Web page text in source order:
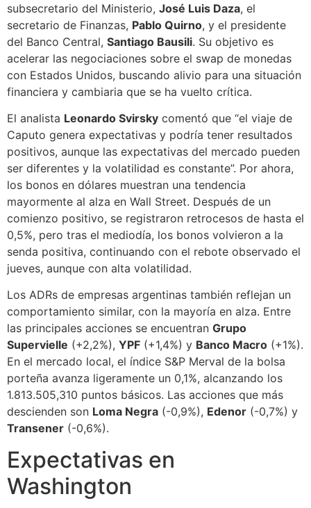
subsecretario del Ministerio, José Luis Daza, el
secretario de Finanzas, Pablo Quirno, y el presidente
del Banco Central, Santiago Bausili. Su objetivo es
acelerar las negociaciones sobre el swap de monedas
con Estados Unidos, buscando alivio para una situación
financiera y cambiaria que se ha vuelto crítica.
El analista Leonardo Svirsky comentó que “el viaje de
Caputo genera expectativas y podría tener resultados
positivos, aunque las expectativas del mercado pueden
ser diferentes y la volatilidad es constante”. Por ahora,
los bonos en dólares muestran una tendencia
mayormente al alza en Wall Street. Después de un
comienzo positivo, se registraron retrocesos de hasta el
0,5%, pero tras el mediodía, los bonos volvieron a la
senda positiva, continuando con el rebote observado el
jueves, aunque con alta volatilidad.
Los ADRs de empresas argentinas también reflejan un
comportamiento similar, con la mayoría en alza. Entre
las principales acciones se encuentran Grupo
Supervielle (+2,2%), YPF (+1,4%) y Banco Macro (+1%).
En el mercado local, el índice S&P Merval de la bolsa
porteña avanza ligeramente un 0,1%, alcanzando los
1.813.505,310 puntos básicos. Las acciones que más
descienden son Loma Negra (-0,9%), Edenor (-0,7%) y
Transener (-0,6%).
Expectativas en
Washington